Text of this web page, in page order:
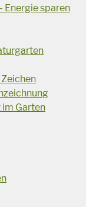
Energie sparen
im Garten